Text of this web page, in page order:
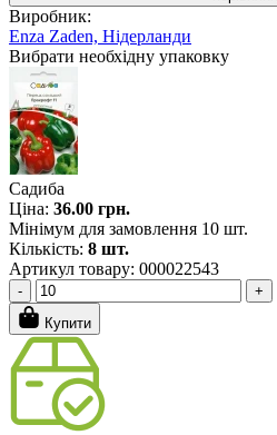
Виробник:
Enza Zaden, Нідерланди
Вибрати необхідну упаковку
Садиба
Ціна: 36.00 грн.
Мінімум для замовлення 10 шт.
Кількість: 8 шт.
Артикул товару: 000022543
-
+
Купити